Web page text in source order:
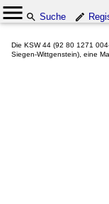
Suche
Die KSW 44 (92 80 1271
Siegen-Wittgenstein), eine